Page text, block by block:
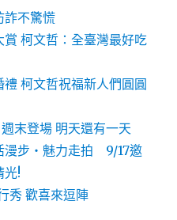
詐不驚慌
柯文哲：全臺灣最好吃
柯文哲祝福新人們圓圓
末登場 明天還有一天
漫步‧魅力走拍 9/17邀
光!
秀 歡喜來逗陣